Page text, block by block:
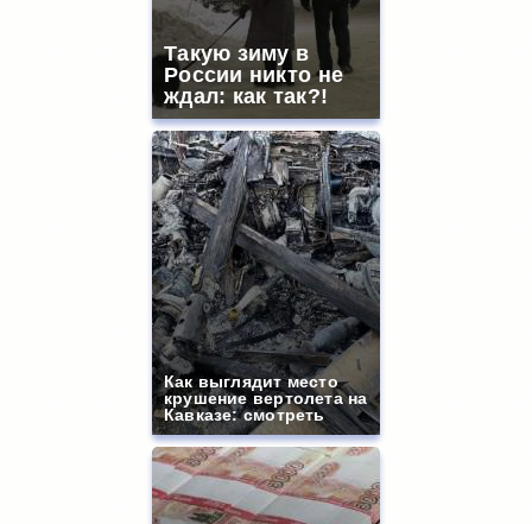
Такую зиму в
России никто не
ждал: как так?!
Как выглядит место
крушение вертолета на
Кавказе: смотреть